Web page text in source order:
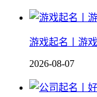
游戏起名丨游
2026-08-07